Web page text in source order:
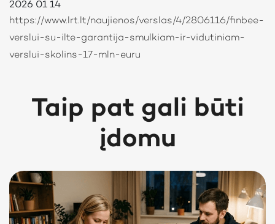
2026 01 14
https://www.lrt.lt/naujienos/verslas/4/2806116/finbee-
verslui-su-ilte-garantija-smulkiam-ir-vidutiniam-
verslui-skolins-17-mln-euru
Taip pat gali būti
įdomu